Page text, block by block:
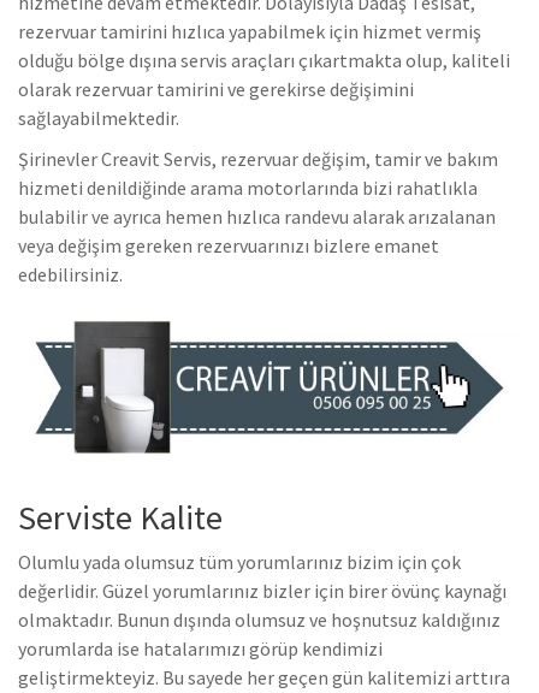
rezervuar tamirini hızlıca yapabilmek için hizmet vermiş
olduğu bölge dışına servis araçları çıkartmakta olup, kaliteli
olarak rezervuar tamirini ve gerekirse değişimini
sağlayabilmektedir.
Şirinevler Creavit Servis, rezervuar değişim, tamir ve bakım
hizmeti denildiğinde arama motorlarında bizi rahatlıkla
bulabilir ve ayrıca hemen hızlıca randevu alarak arızalanan
veya değişim gereken rezervuarınızı bizlere emanet
edebilirsiniz.
Serviste Kalite
Olumlu yada olumsuz tüm yorumlarınız bizim için çok
değerlidir. Güzel yorumlarınız bizler için birer övünç kaynağı
olmaktadır. Bunun dışında olumsuz ve hoşnutsuz kaldığınız
yorumlarda ise hatalarımızı görüp kendimizi
geliştirmekteyiz. Bu sayede her geçen gün kalitemizi arttıra